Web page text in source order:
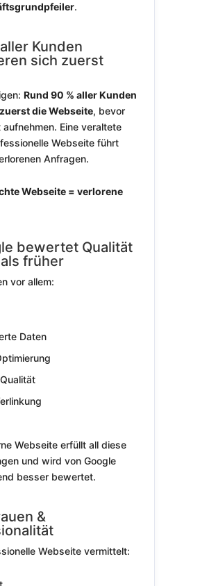
.
Kunden
sich zuerst
Rund 90 % aller Kunden
die Webseite, bevor
aufnehmen. Eine veraltete
Webseite führt
Anfragen.
Webseite = verlorene
bewertet Qualität
früher
vor allem:
Daten
Webseite erfüllt all diese
und wird von Google
besser bewertet.
&
Webseite vermittelt: